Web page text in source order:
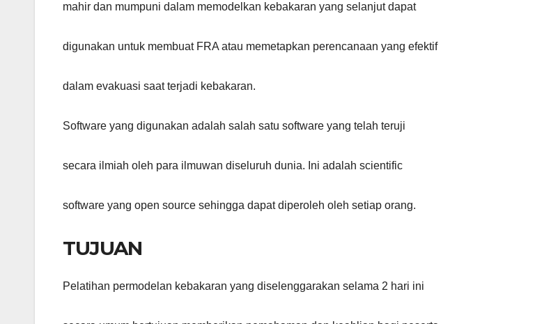
mahir dan mumpuni dalam memodelkan kebakaran yang selanjut dapat
digunakan untuk membuat FRA atau memetapkan perencanaan yang efektif
dalam evakuasi saat terjadi kebakaran.
Software yang digunakan adalah salah satu software yang telah teruji
secara ilmiah oleh para ilmuwan diseluruh dunia. Ini adalah scientific
software yang open source sehingga dapat diperoleh oleh setiap orang.
TUJUAN
Pelatihan permodelan kebakaran yang diselenggarakan selama 2 hari ini